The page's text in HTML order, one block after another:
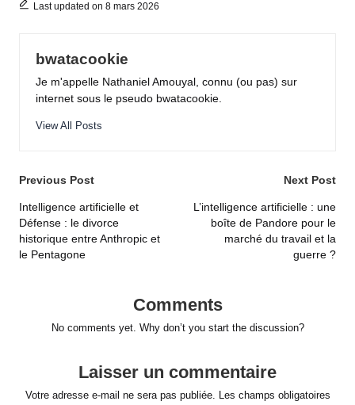
Last updated on 8 mars 2026
bwatacookie
Je m'appelle Nathaniel Amouyal, connu (ou pas) sur
internet sous le pseudo bwatacookie.
View All Posts
Post
navigation
Previous Post
Intelligence artificielle et
Défense : le divorce
historique entre Anthropic et
le Pentagone
Next Post
L’intelligence artificielle : une
boîte de Pandore pour le
marché du travail et la
guerre ?
Comments
No comments yet. Why don’t you start the discussion?
Laisser un commentaire
Votre adresse e-mail ne sera pas publiée. Les champs obligatoires